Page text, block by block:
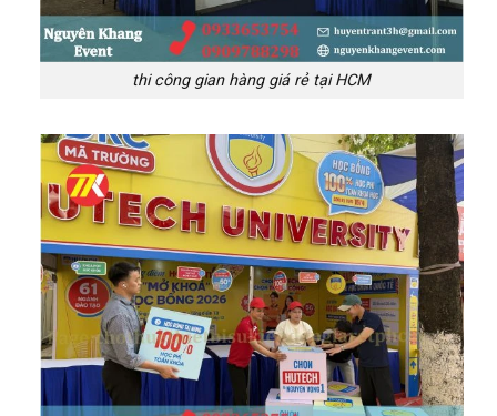
thi công gian hàng giá rẻ tại HCM